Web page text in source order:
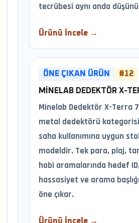
tecrübesi aynı anda
Ürünü İncele →
ÖNE ÇIKAN ÜRÜN #12
MINELAB DEDEKTÖR X-
Minelab Dedektör X-Terra
metal dedektörü
saha kullanımına uygun
modeldir. Tek para, plaj,
hobi aramalarında hedef
hassasiyet ve arama
öne çıkar.
Ürünü İncele →